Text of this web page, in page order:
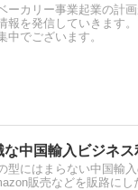
ーカリー事業起業の計
報を発信していきます
中でございます。
な中国輸入ビジネ
型にはまらない中国輸
販売などを販路に